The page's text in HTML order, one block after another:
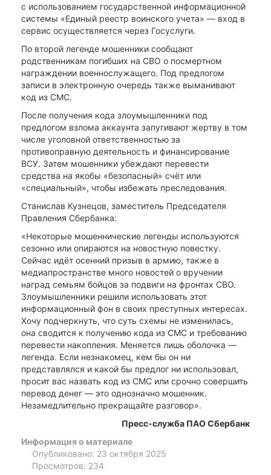
с использованием государственной информационной
системы «Единый реестр воинского учета» ― вход в
сервис осуществляется через Госуслуги.
По второй легенде мошенники сообщают
родственникам погибших на СВО о посмертном
награждении военнослужащего. Под предлогом
записи в электронную очередь также выманивают
код из СМС.
После получения кода злоумышленники под
предлогом взлома аккаунта запугивают жертву в том
числе уголовной ответственностью за
противоправную деятельность и финансирование
ВСУ. Затем мошенники убеждают перевести
средства на якобы «безопасный» счёт или
«специальный», чтобы избежать преследования.
Станислав Кузнецов, заместитель Председателя
Правления Сбербанка:
«Некоторые мошеннические легенды используются
сезонно или опираются на новостную повестку.
Сейчас идёт осенний призыв в армию, также в
медиапространстве много новостей о вручении
наград семьям бойцов за подвиги на фронтах СВО.
Злоумышленники решили использовать этот
информационный фон в своих преступных интересах.
Хочу подчеркнуть, что суть схемы не изменилась,
она сводится к получению кода из СМС и требованию
перевести накопления. Меняется лишь оболочка ―
легенда. Если незнакомец, кем бы он ни
представлялся и какой бы предлог ни использовал,
просит вас назвать код из СМС или срочно совершить
перевод денег ― это однозначно мошенник.
Незамедлительно прекращайте разговор».
Пресс-служба ПАО Сбербанк
Информация о материале
Опубликовано: 23 октября 2025
Просмотров: 234